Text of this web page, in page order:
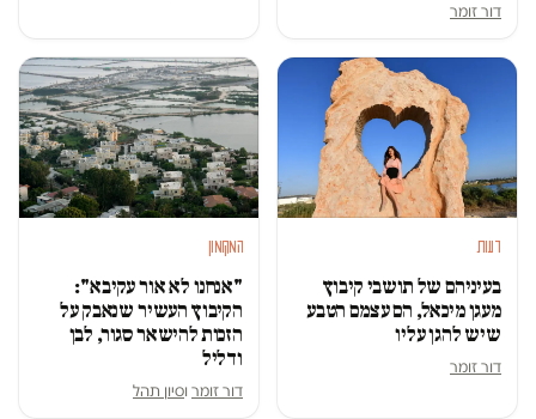
דור זומר
דעות
בעיניהם של תושבי קיבוץ
מעגן מיכאל, הם עצמם הטבע
שיש להגן עליו
דור זומר
המקומון
"אנחנו לא אור עקיבא":
הקיבוץ העשיר שנאבק על
הזכות להישאר סגור, לבן
ודליל
דור זומר וסיון תהל